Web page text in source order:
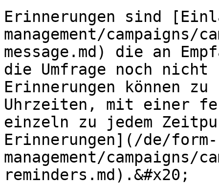
Erinnerungen sind
management/
message.md) die an
die Umfrage noch nicht
Erinnerungen können zu
Uhrzeiten, mit einer
einzeln zu jedem
Erinnerungen](/de/form-
management/
reminders.md).&#x20;